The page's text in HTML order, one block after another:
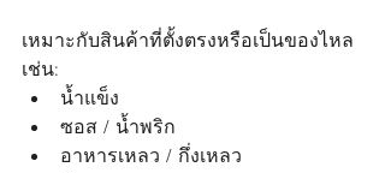
เหมาะกับสินค้าที่ตั้งตรงหรือเป็นของไหล
เช่น:
น้ำแข็ง
ซอส / น้ำพริก
อาหารเหลว / กึ่งเหลว